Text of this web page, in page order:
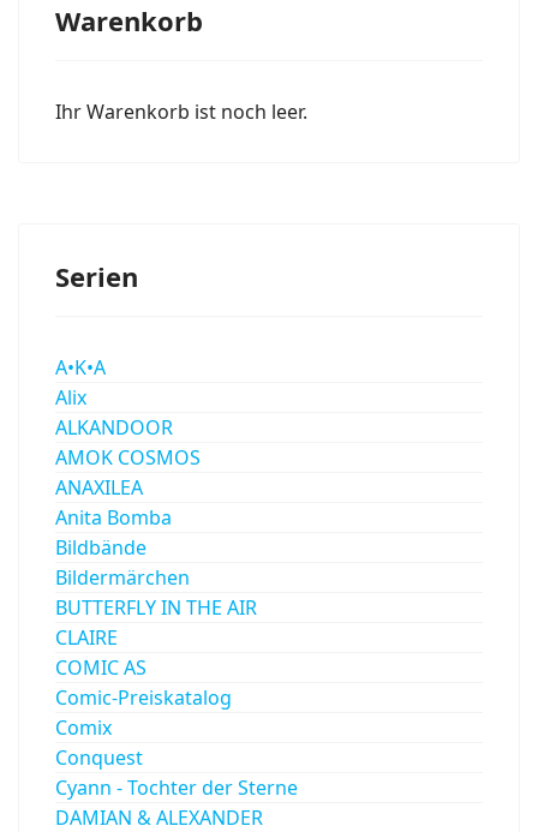
Warenkorb
Ihr Warenkorb ist noch leer.
Serien
A•K•A
Alix
ALKANDOOR
AMOK COSMOS
ANAXILEA
Anita Bomba
Bildbände
Bildermärchen
BUTTERFLY IN THE AIR
CLAIRE
COMIC AS
Comic-Preiskatalog
Comix
Conquest
Cyann - Tochter der Sterne
DAMIAN & ALEXANDER